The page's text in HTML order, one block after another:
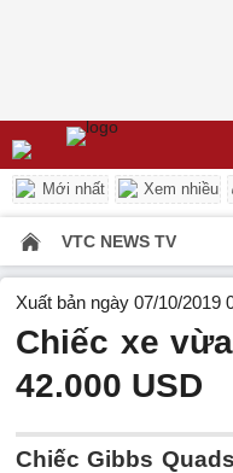
Mới nhất Xem nhiều
VTC NEWS TV
Xuất bản ngày 07/10/2019
Chiếc xe
42.000 USD
Chiếc Gibbs